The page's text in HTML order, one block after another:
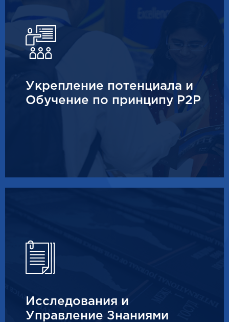
Укрепление потенциала и
Обучение по принципу P2P
Исследования и
Управление Знаниями